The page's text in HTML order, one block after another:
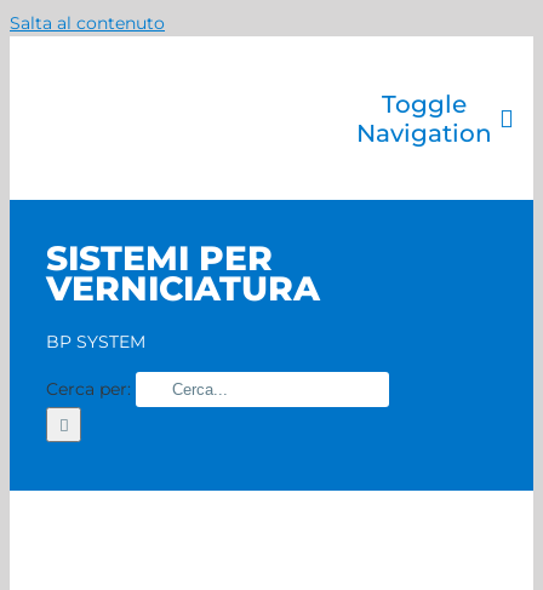
Salta al contenuto
Toggle
Navigation
SISTEMI PER
VERNICIATURA
BP SYSTEM
Cerca per: